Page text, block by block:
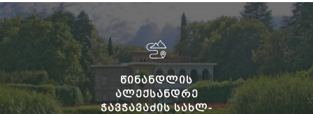
ᲬᲘᲜᲐᲜᲓᲚᲘᲡ
ᲐᲚᲔᲥᲡᲐᲜᲓᲠᲔ
ᲭᲐᲕᲭᲐᲕᲐᲫᲘᲡ ᲡᲐᲮᲚ-